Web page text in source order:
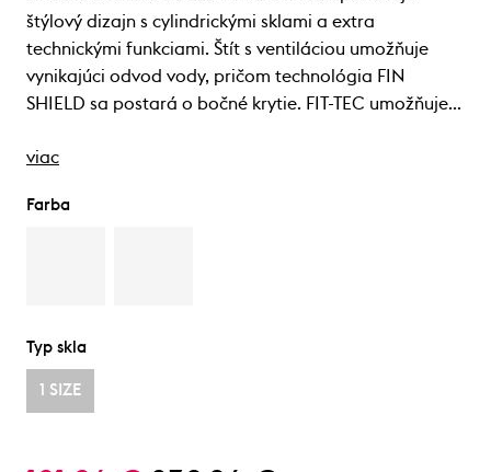
štýlový dizajn s cylindrickými sklami a extra
technickými funkciami. Štít s ventiláciou umožňuje
vynikajúci odvod vody, pričom technológia FIN
SHIELD sa postará o bočné krytie. FIT-TEC umožňuje…
viac
Farba
Typ skla
1 SIZE